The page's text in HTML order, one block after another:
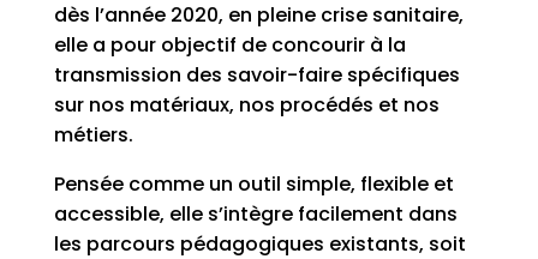
dès l’année 2020, en pleine crise sanitaire,
elle a pour objectif de concourir à la
transmission des savoir-faire spécifiques
sur nos matériaux, nos procédés et nos
métiers.
Pensée comme un outil simple, flexible et
accessible, elle s’intègre facilement dans
les parcours pédagogiques existants, soit